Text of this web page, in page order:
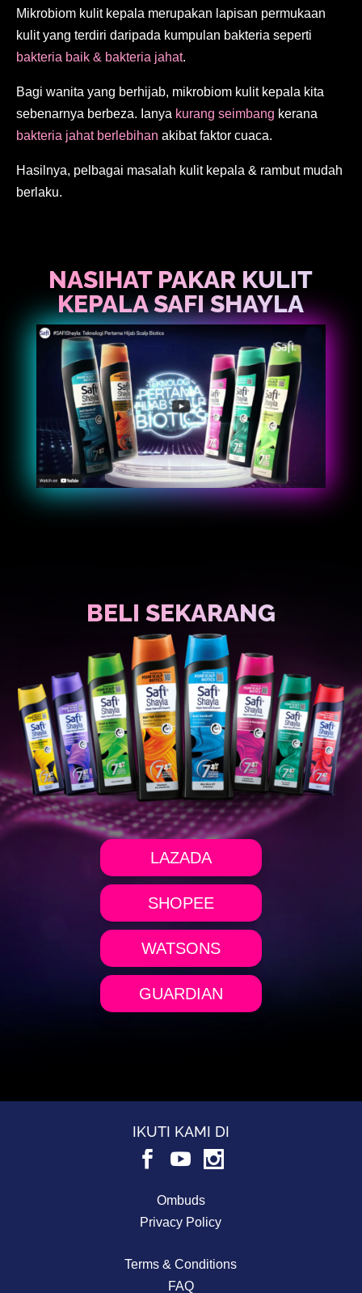
Mikrobiom kulit kepala merupakan lapisan permukaan
kulit yang terdiri daripada kumpulan bakteria seperti
bakteria baik & bakteria jahat.
Bagi wanita yang berhijab, mikrobiom kulit kepala kita
sebenarnya berbeza. Ianya kurang seimbang kerana
bakteria jahat berlebihan akibat faktor cuaca.
Hasilnya, pelbagai masalah kulit kepala & rambut mudah
berlaku.
NASIHAT PAKAR KULIT
KEPALA SAFI SHAYLA
BELI SEKARANG
LAZADA
SHOPEE
WATSONS
GUARDIAN
IKUTI KAMI DI
Ombuds
Privacy Policy
Terms & Conditions
FAQ